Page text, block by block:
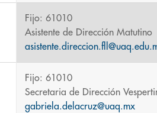
Fijo: 61010
Asistente de Dirección Matutino
Fijo: 61010
Secretaria de Dirección
gabriela.delacruz@uaq.mx